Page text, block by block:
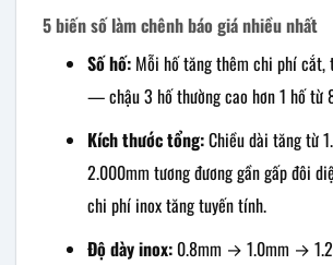
5 biến số làm chênh báo giá nhiều nhất
Số hố:Mỗi hố tăng thêm chi phí cắt,
— chậu 3 hố thường cao hơn 1 hố từ
Kích thước tổng:Chiều dài tăng từ
2.000mm tương đương gần gấp đôi
chi phí inox tăng tuyến tính.
Độ dày inox:0.8mm → 1.0mm →